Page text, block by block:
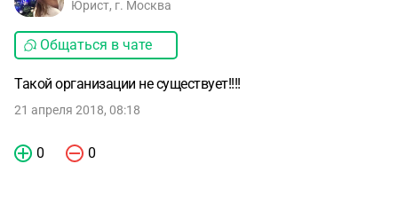
Юрист, г. Москва
Общаться в чате
Такой организации не существует!!!!
21 апреля 2018, 08:18
0 0